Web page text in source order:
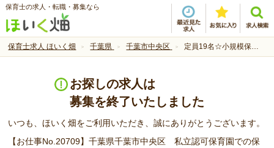
保育士の求人・転職・募集なら
保育士求人 ほいく畑 千葉県 千葉市中央区 定員19名☆小規模保育園の正社員求人です！
お探しの求人は
募集を終了いたしました
いつも、ほいく畑をご利用いただき、誠にありがとうございます。
【お仕事No.20709】千葉県千葉市中央区 私立認可保育園での保